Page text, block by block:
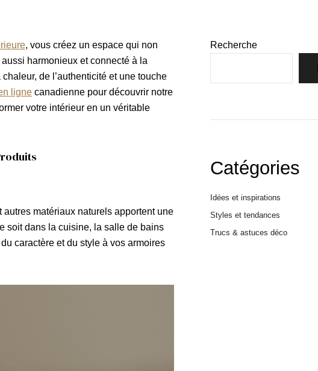
, vous créez un espace qui non
harmonieux et connecté à la
de l’authenticité et une touche
lignecanadienne pour découvrir notre
votre intérieur en un véritable
matériaux naturels apportent une
soit dans la cuisine, la salle de bains
caractère et du style à vos armoires
Recherche
Catégories
Idées et inspirations
Styles et tendances
Trucs & astuces déco